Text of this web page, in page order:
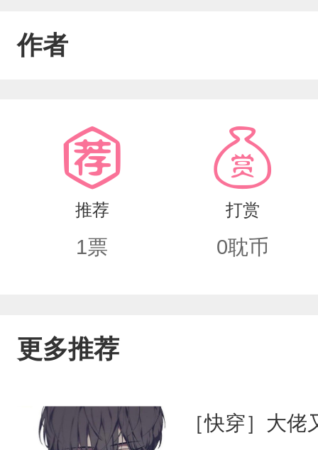
好好的仙尊他不当，非要下魔界去混
的米虫，不去花样作死，游戏于天地
主受，HE,双洁，作者小学生文笔，不
作者
推荐
1票
打赏
0耽币
更多推荐
［快穿］大